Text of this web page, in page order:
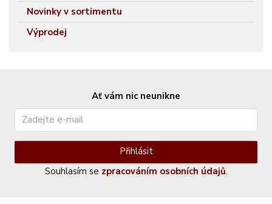
Novinky v sortimentu
Výprodej
Ať vám nic neunikne
Přihlásit
Souhlasím se zpracováním osobních údajů.